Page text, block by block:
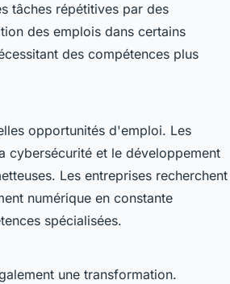
tâches répétitives par des
des emplois dans certains
des compétences plus
opportunités d'emploi. Les
cybersécurité et le développement
Les entreprises recherchent
numérique en constante
spécialisées.
une transformation.